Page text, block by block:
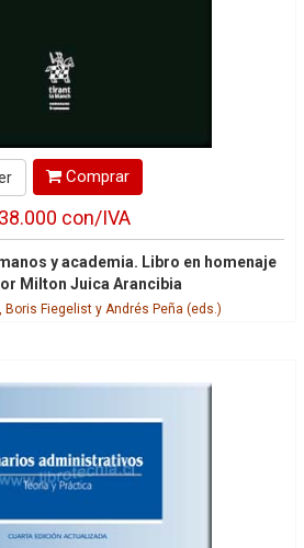
Comprar
con/IVA
y academia. Libro en homenaje
Milton Juica Arancibia
Boris Fiegelist y Andrés Peña (eds.)